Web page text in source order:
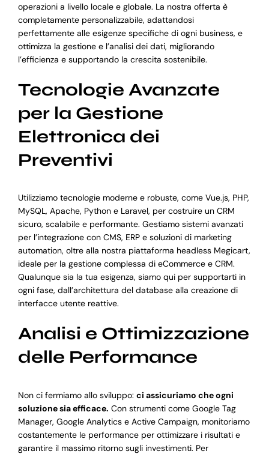
operazioni a livello locale e globale. La nostra offerta è
completamente personalizzabile, adattandosi
perfettamente alle esigenze specifiche di ogni business, e
ottimizza la gestione e l’analisi dei dati, migliorando
l’efficienza e supportando la crescita sostenibile.
Tecnologie Avanzate
per la Gestione
Elettronica dei
Preventivi
Utilizziamo tecnologie moderne e robuste, come Vue.js, PHP,
MySQL, Apache, Python e Laravel, per costruire un CRM
sicuro, scalabile e performante. Gestiamo sistemi avanzati
per l’integrazione con CMS, ERP e soluzioni di marketing
automation, oltre alla nostra piattaforma headless Megicart,
ideale per la gestione complessa di eCommerce e CRM.
Qualunque sia la tua esigenza, siamo qui per supportarti in
ogni fase, dall’architettura del database alla creazione di
interfacce utente reattive.
Analisi e Ottimizzazione
delle Performance
Non ci fermiamo allo sviluppo: ci assicuriamo che ogni
soluzione sia efficace. Con strumenti come Google Tag
Manager, Google Analytics e Active Campaign, monitoriamo
costantemente le performance per ottimizzare i risultati e
garantire il massimo ritorno sugli investimenti. Per